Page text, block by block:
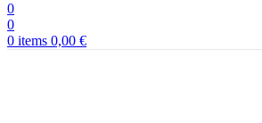
0
0
0 items 0,00 €